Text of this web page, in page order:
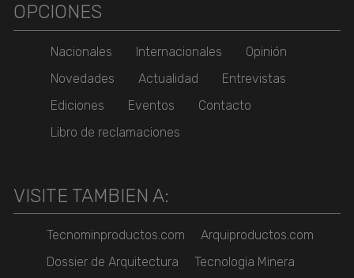
OPCIONES
Nacionales Internacionales
Opinión
Novedades
Actualidad
Entrevistas
Ediciones
Eventos
Contacto
Libro de reclamaciones
VISITE TAMBIEN A:
Tecnominproductos.com
Arquiproductos.com
Dossier de Arquitectura
Tecnologia Minera